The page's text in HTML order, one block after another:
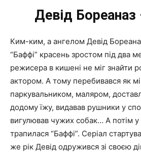
Девід
Ким-ким, а ангелом Девід
“Баффі” красень зростом під два
режисера в кишені не міг знайти
актором. А тому перебивався як
паркувальником, маляром,
додому їжу, видавав рушники у
вигулював чужих собак… А потім у
трапилася “Баффі”. Серіал
же рік Девід одружився зі своєю